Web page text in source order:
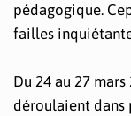
pédagogique.
failles
Du 24 au 27
déroulaient dans